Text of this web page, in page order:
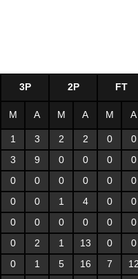
3P 2P FT
M A M A M A
1 3 2 2 0
0
3 9 0 0 0
0
0 0 0 0 0
0
0 0 1 4 0
0
0 0 0 0 0
0
0 2 1 13 0
0
0 1 5 16 7